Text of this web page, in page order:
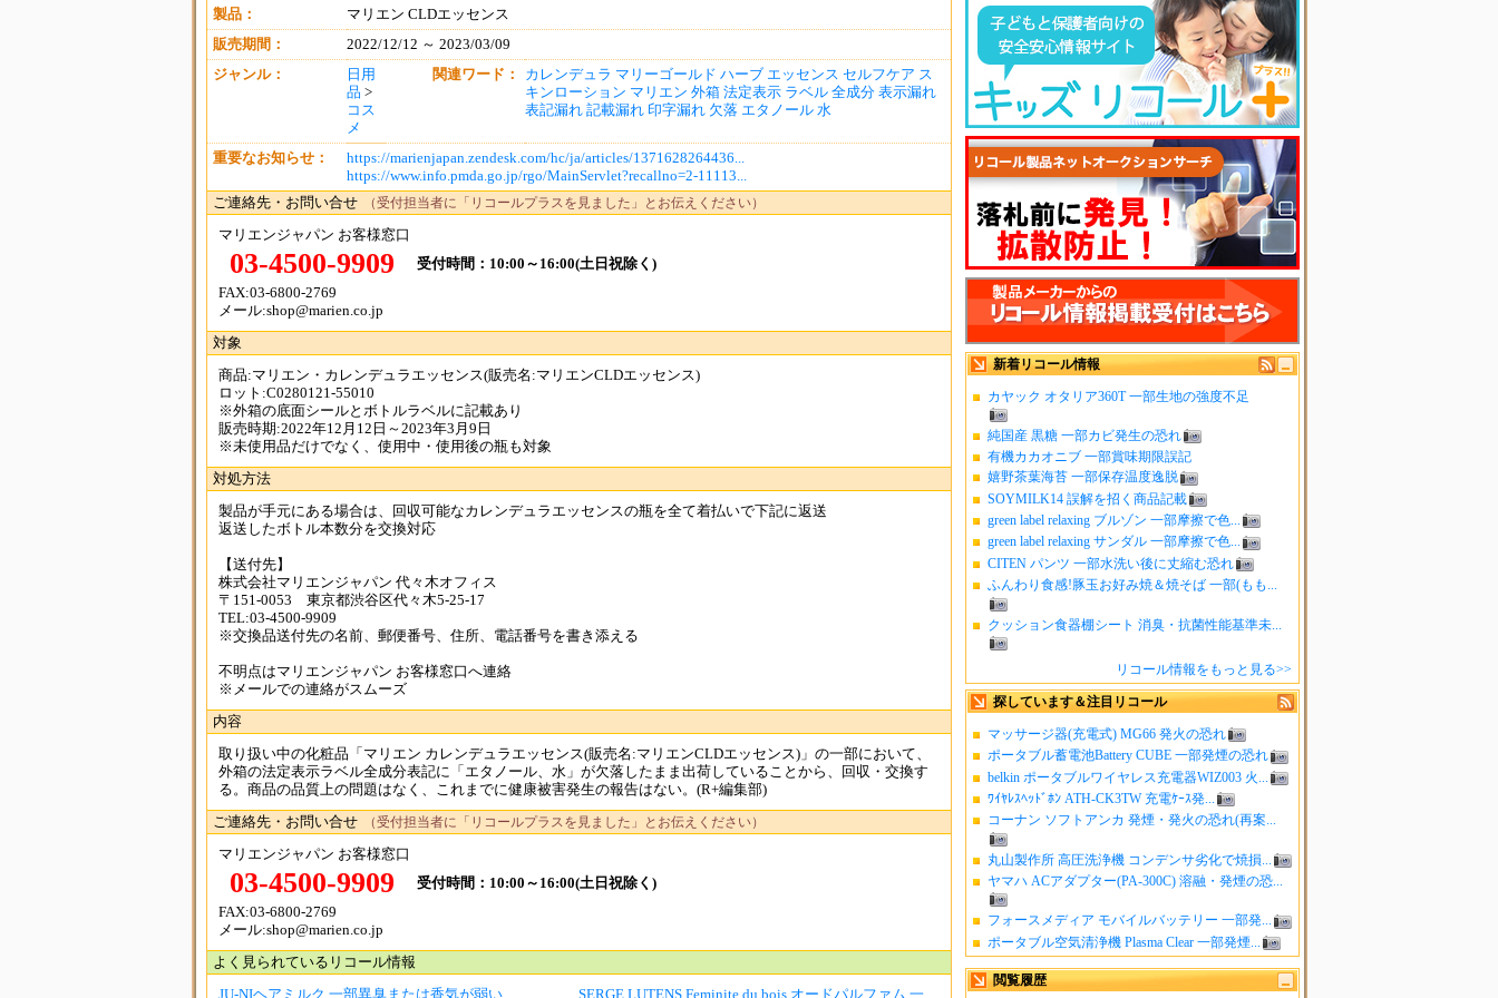
新着リコール情報
カヤック オタリア360T 一部生地の強度不足
純国産 黒糖 一部カビ発生の恐れ
有機カカオニブ 一部賞味期限誤記
嬉野茶葉海苔 一部保存温度逸脱
SOYMILK14 誤解を招く商品記載
green label relaxing ブルゾン 一部摩擦で色...
green label relaxing サンダル 一部摩擦で色...
CITEN パンツ 一部水洗い後に丈縮む恐れ
ふんわり食感!豚玉お好み焼＆焼そば 一部(もも...
クッション食器棚シート 消臭・抗菌性能基準未...
リコール情報をもっと見る>>
探しています＆注目リコール
マッサージ器(充電式) MG66 発火の恐れ
ポータブル蓄電池Battery CUBE 一部発煙の恐れ
belkin ポータブルワイヤレス充電器WIZ003 火...
ﾜｲﾔﾚｽﾍｯﾄﾞﾎﾝ ATH-CK3TW 充電ｹｰｽ発...
コーナン ソフトアンカ 発煙・発火の恐れ(再案...
丸山製作所 高圧洗浄機 コンデンサ劣化で焼損...
ヤマハ ACアダプター(PA-300C) 溶融・発煙の恐...
フォースメディア モバイルバッテリー 一部発...
ポータブル空気清浄機 Plasma Clear 一部発煙...
閲覧履歴
製品：
マリエン CLDエッセンス
販売期間：
2022/12/12 ～ 2023/03/09
ジャンル：
日用
品 >
コス
メ
関連ワード： カレンデュラ マリーゴールド ハーブ エッセンス セルフケア ス
キンローション マリエン 外箱 法定表示 ラベル 全成分 表示漏れ
表記漏れ 記載漏れ 印字漏れ 欠落 エタノール 水
重要なお知らせ：
https://marienjapan.zendesk.com/hc/ja/articles/1371628264436...
https://www.info.pmda.go.jp/rgo/MainServlet?recallno=2-11113...
ご連絡先・お問い合せ
（受付担当者に「リコールプラスを見ました」とお伝えください）
マリエンジャパン お客様窓口
03-4500-9909
受付時間：10:00～16:00(土日祝除く)
FAX:03-6800-2769
メール:shop@marien.co.jp
対象
商品:マリエン・カレンデュラエッセンス(販売名:マリエンCLDエッセンス)
ロット:C0280121-55010
※外箱の底面シールとボトルラベルに記載あり
販売時期:2022年12月12日～2023年3月9日
※未使用品だけでなく、使用中・使用後の瓶も対象
対処方法
製品が手元にある場合は、回収可能なカレンデュラエッセンスの瓶を全て着払いで下記に返送
返送したボトル本数分を交換対応
【送付先】
株式会社マリエンジャパン 代々木オフィス
〒151-0053 東京都渋谷区代々木5-25-17
TEL:03-4500-9909
※交換品送付先の名前、郵便番号、住所、電話番号を書き添える
不明点はマリエンジャパン お客様窓口へ連絡
※メールでの連絡がスムーズ
内容
取り扱い中の化粧品「マリエン カレンデュラエッセンス(販売名:マリエンCLDエッセンス)」の一部において、
外箱の法定表示ラベル全成分表記に「エタノール、水」が欠落したまま出荷していることから、回収・交換す
る。商品の品質上の問題はなく、これまでに健康被害発生の報告はない。(R+編集部)
ご連絡先・お問い合せ （受付担当者に「リコールプラスを見ました」とお伝えください）
マリエンジャパン お客様窓口
03-4500-9909
受付時間：10:00～16:00(土日祝除く)
FAX:03-6800-2769
メール:shop@marien.co.jp
よく見られているリコール情報
JU-NIヘアミルク 一部異臭または香気が弱い SERGE LUTENS Feminite du bois オードパルファム 一...